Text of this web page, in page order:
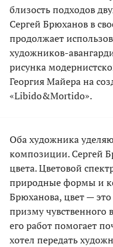
близость подходов
Сергей Брюханов в
продолжает
художников-
рисунка
Георгия Майера на
«Libido&Mortido».
Оба художника
композиции. Сергей
цвета. Цветовой
природные формы и
Брюханова, цвет —
призму чувственного
его работ помогает
хотел передать